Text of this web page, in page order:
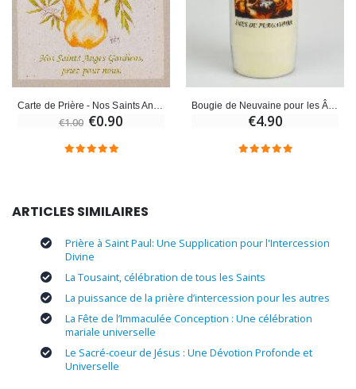
€1.00 €0.90 €4.90
ARTICLES SIMILAIRES
Prière à Saint Paul: Une Supplication pour l'Intercession
Divine
La Tousaint, célébration de tous les Saints
La puissance de la prière d’intercession pour les autres
La Fête de l’Immaculée Conception : Une célébration
mariale universelle
Le Sacré-coeur de Jésus : Une Dévotion Profonde et
Universelle